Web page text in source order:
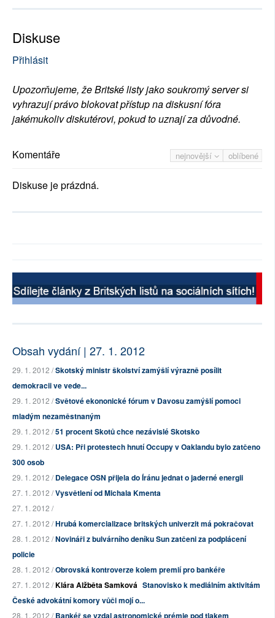
Diskuse
Přihlásit
Upozorňujeme, že Britské listy jako soukromý server si
vyhrazují právo blokovat přístup na diskusní fóra
jakémukoliv diskutérovi, pokud to uznají za důvodné.
nejnovější oblíbené
Komentáře
Diskuse je prázdná.
Obsah vydání | 27. 1. 2012
29. 1. 2012 /Skotský ministr školství zamýšlí výrazně posílit
demokracii ve vede...
29. 1. 2012 /Světové ekononické fórum v Davosu zamýšlí pomoci
mladým nezaměstnaným
29. 1. 2012 /51 procent Skotů chce nezávislé Skotsko
29. 1. 2012 /USA: Při protestech hnutí Occupy v Oaklandu bylo zatčeno
300 osob
29. 1. 2012 /Delegace OSN přijela do Íránu jednat o jaderné energii
27. 1. 2012 /Vysvětlení od Michala Kmenta
27. 1. 2012 /
27. 1. 2012 /Hrubá komercializace britských univerzit má pokračovat
28. 1. 2012 /Novináři z bulvárního deníku Sun zatčeni za podplácení
policie
28. 1. 2012 /Obrovská kontroverze kolem premií pro bankéře
27. 1. 2012 /Klára Alžběta Samková Stanovisko k mediálním aktivitám
České advokátní komory vůči mojí o...
28. 1. 2012 /Bankéř se vzdal astronomické prémie pod tlakem